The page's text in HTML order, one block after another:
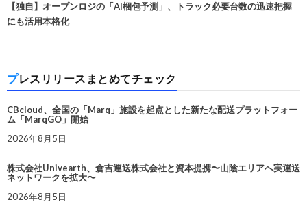
【独自】オープンロジの「AI梱包予測」、トラック必要台数の迅速把握
にも活用本格化
プレスリリースまとめてチェック
CBcloud、全国の「Marq」施設を起点とした新たな配送プラットフォー
ム「MarqGO」開始
2026年8月5日
株式会社Univearth、倉吉運送株式会社と資本提携〜山陰エリアへ実運送
ネットワークを拡大〜
2026年8月5日